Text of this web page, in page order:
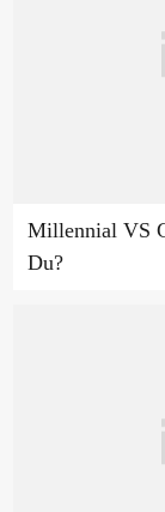
Millennial VS
Du?